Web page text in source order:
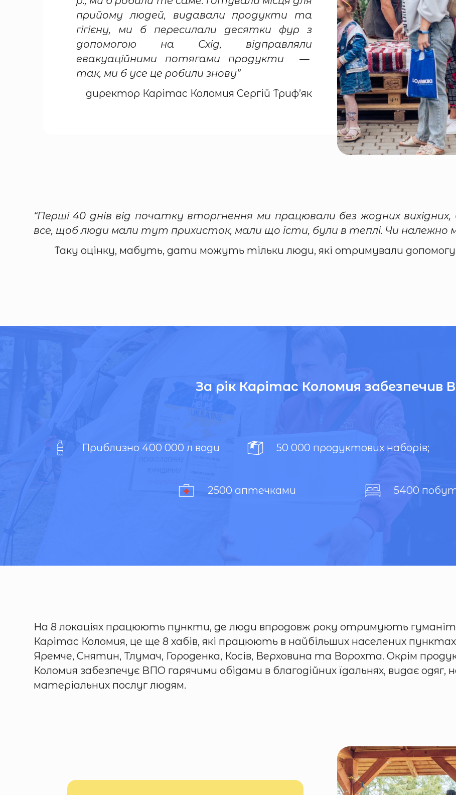
прийому людей, видавали продукти та
гігієну, ми б пересилали десятки фур з
допомогою на Схід, відправляли
евакуаційними потягами продукти —
так, ми б усе це робили знову”
директор Карітас Коломия Сергій Триф’як
“Перші 40 днів від початку вторгнення ми працювали без жодних
все, щоб люди мали тут прихисток, мали що їсти, були в теплі. Чи належно
Таку оцінку, мабуть, дати можуть тільки люди, які отримували
За рік Карітас Коломия забезпечив
Приблизно 400 000 л води 50 000 продуктових наборів;
2500 аптечками 5400
На 8 локаціях працюють пункти, де люди впродовж року отримують
Карітас Коломия, це ще 8 хабів, які працюють в найбільших населених пунктах
Яремче, Снятин, Тлумач, Городенка, Косів, Верховина та Ворохта. Окрім
Коломия забезпечує ВПО гарячими обідами в благодійних їдальнях, видає одяг,
матеріальних послуг людям.